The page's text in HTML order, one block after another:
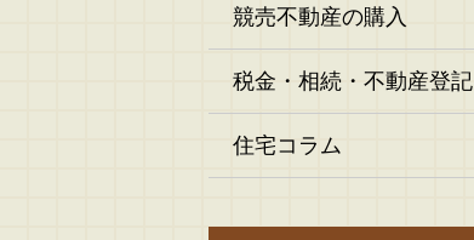
競売不動産の購入
税金・相続・不動産登記
住宅コラム